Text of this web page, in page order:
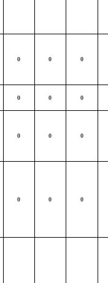
0 0 0
0 0 0
0 0 0
0 0 0